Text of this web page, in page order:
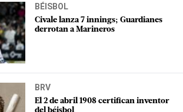
BÉISBOL
Civale lanza 7 innings; Guardianes
derrotan a Marineros
BRV
El 2 de abril 1908 certifican inventor